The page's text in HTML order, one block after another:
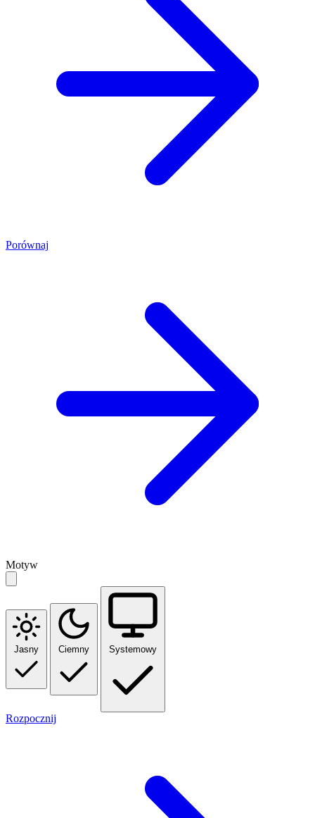
Porównaj
Motyw
Jasny Ciemny Systemowy
Rozpocznij